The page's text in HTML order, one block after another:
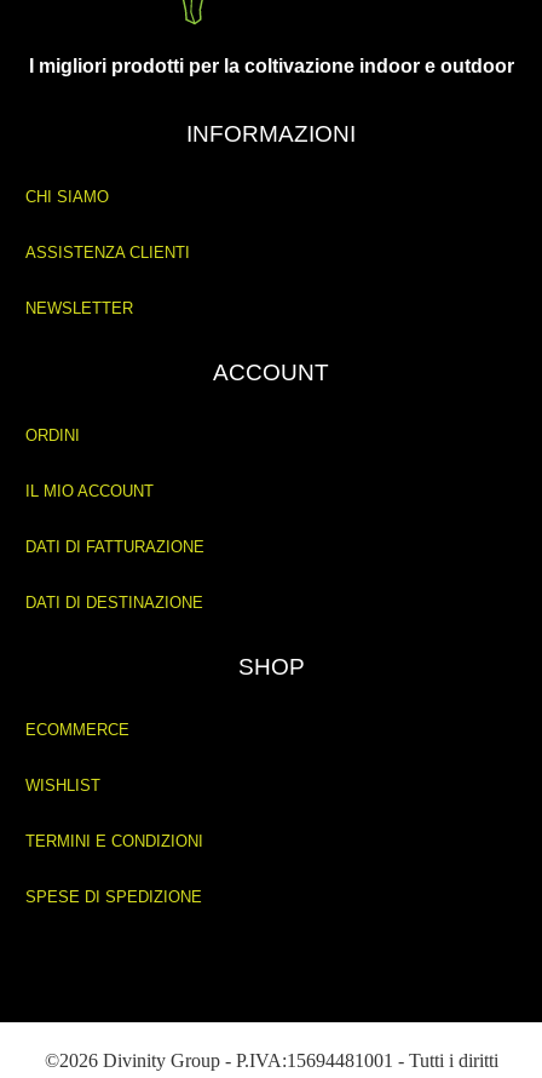
I migliori prodotti per la coltivazione indoor e outdoor
INFORMAZIONI
CHI SIAMO
ASSISTENZA CLIENTI
NEWSLETTER
ACCOUNT
ORDINI
IL MIO ACCOUNT
DATI DI FATTURAZIONE
DATI DI DESTINAZIONE
SHOP
ECOMMERCE
WISHLIST
TERMINI E CONDIZIONI
SPESE DI SPEDIZIONE
©2026 Divinity Group - P.IVA:15694481001 - Tutti i diritti